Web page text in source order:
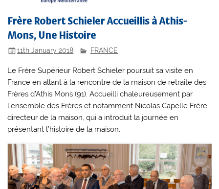
Frère Robert Schieler Accueillis à Athis-
Mons, Une Histoire
11th January 2018 FRANCE
Le Frère Supérieur Robert Schieler poursuit sa visite en
France en allant à la rencontre de la maison de retraite des
Frères d’Athis Mons (91). Accueilli chaleureusement par
l’ensemble des Frères et notamment Nicolas Capelle Frère
directeur de la maison, qui a introduit la journée en
présentant l’histoire de la maison.